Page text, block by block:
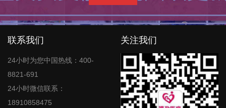
联系我们
24小时为您中国热线：400-
8821-691
24小时微信联系：
18910858475
关注我们